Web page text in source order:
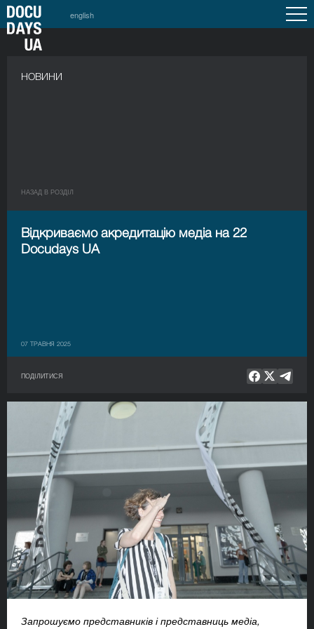
english
НОВИНИ
НАЗАД В РОЗДIЛ
Відкриваємо акредитацію медіа на 22
Docudays UA
07 ТРАВНЯ 2025
ПОДІЛИТИСЯ
Запрошуємо представників і представниць медіа,